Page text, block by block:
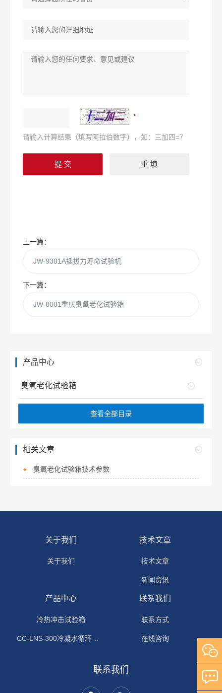
请输入计算结果（填写阿拉伯数字），如：三加四=7
上一篇：
JW-9301A插拔力寿命试验机
下一篇：
JW-8001重庆臭氧老化试验箱
产品中心
臭氧老化试验箱
查看全部目录
相关文章
臭氧老化试验箱技术参数
关于我们
关于我们
技术文章
技术文章
新闻资讯
产品中心
冷热冲击试验箱
CC-LNS-300冷凝水循环试验箱
联系我们
联系方式
在线咨询
联系我们